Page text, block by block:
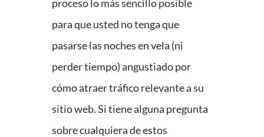
proceso lo más sencillo posible
para que usted no tenga que
pasarse las noches en vela (ni
perder tiempo) angustiado por
cómo atraer tráfico relevante a su
sitio web. Si tiene alguna pregunta
sobre cualquiera de estos